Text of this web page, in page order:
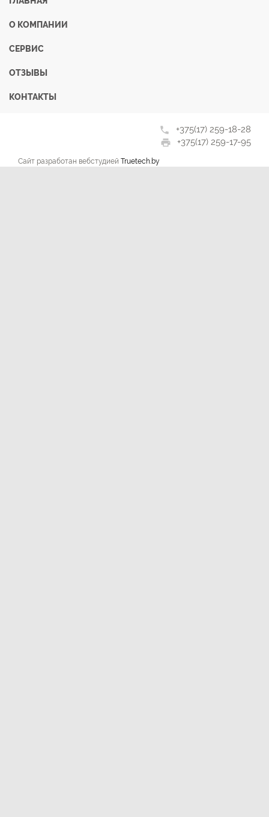
О КОМПАНИИ
СЕРВИС
ОТЗЫВЫ
КОНТАКТЫ
phone
+375(17) 259-18-28
print
+375(17) 259-17-95
Сайт разработан вебстудией Truetech.by